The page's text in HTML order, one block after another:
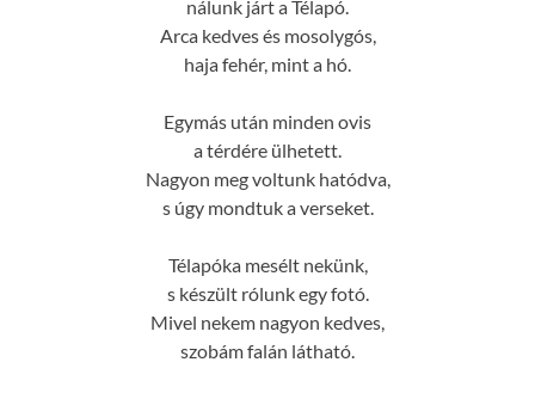
nálunk járt a Télapó.
Arca kedves és mosolygós,
haja fehér, mint a hó.
Egymás után minden ovis
a térdére ülhetett.
Nagyon meg voltunk hatódva,
s úgy mondtuk a verseket.
Télapóka mesélt nekünk,
s készült rólunk egy fotó.
Mivel nekem nagyon kedves,
szobám falán látható.